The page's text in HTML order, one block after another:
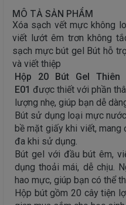
MÔ TẢ SẢN PHẨM
Xóa sạch vết mực không
viết lướt êm trơn không
sạch mực bút gel Bút hỗ
và viết thiệp
Hộp 20 Bút Gel
E01 được thiết với phần
lượng nhẹ, giúp bạn dễ
Bút sử dụng loại mực
bề mặt giấy khi viết,
đa khi sử dụng.
Bút gel với đầu bút êm,
dụng thoải mái, dễ chịu.
hao mực, giúp bạn có thể
Hộp bút gồm 20 cây tiện